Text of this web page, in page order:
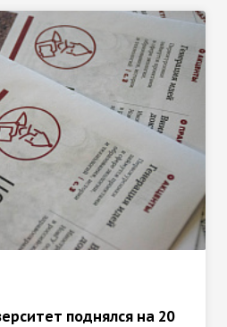
поднялся на 20